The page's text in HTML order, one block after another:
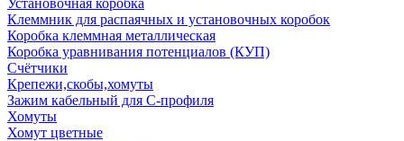
Установочная коробка
Клеммник для распаячных и установочных коробок
Коробка клеммная металлическая
Коробка уравнивания потенциалов (КУП)
Счётчики
Крепежи,скобы,хомуты
Зажим кабельный для С-профиля
Хомуты
Хомут цветные